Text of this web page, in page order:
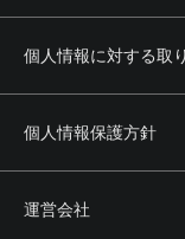
個人情報に対する取
個人情報保護方針
運営会社